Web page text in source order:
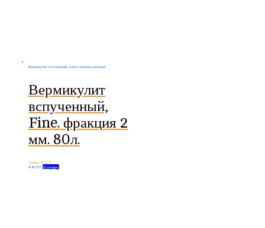
Вермикулит вспученный, плиты вермикулитовые
Вермикулит
вспученный,
Fine. фракция 2
мм. 80л.
Оценка 0 из 5
€10.77 В корзину